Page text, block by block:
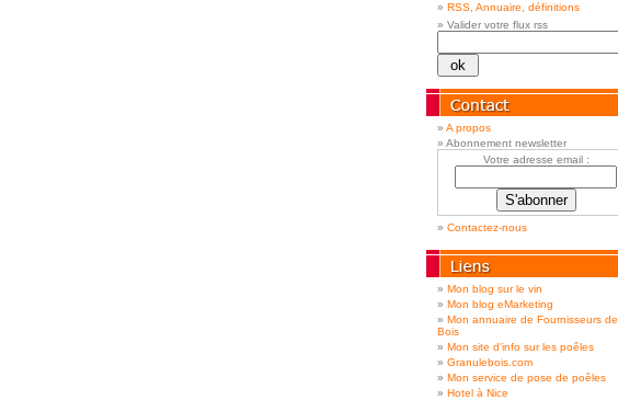
RSS, Annuaire, définitions
Valider votre flux rss
A propos
Abonnement newsletter
Votre adresse email :
Contactez-nous
Mon blog sur le vin
Mon blog eMarketing
Mon annuaire de Fournisseurs de
Bois
Mon site d'info sur les poêles
Granulebois.com
Mon service de pose de poêles
Hotel à Nice